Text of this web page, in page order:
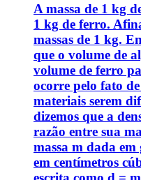
A massa de 1 kg
1 kg de ferro.
massas de 1 kg.
que o volume de
volume de ferro
ocorre pelo fato
materiais serem
dizemos que a
razão entre sua
massa m dada
em centímetros